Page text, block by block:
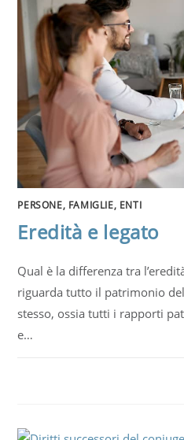
PERSONE, FAMIGLIE, ENTI
Eredità e legato
Qual è la differenza tra
riguarda tutto il patrimonio
stesso, ossia tutti i rapporti
e…